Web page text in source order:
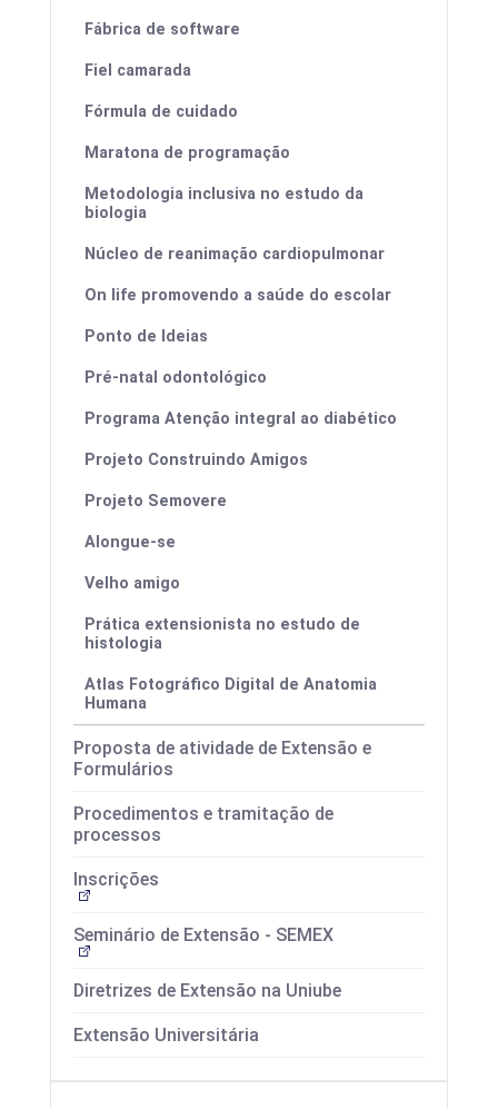
Fábrica de software
Fiel camarada
Fórmula de cuidado
Maratona de programação
Metodologia inclusiva no estudo da
biologia
Núcleo de reanimação cardiopulmonar
On life promovendo a saúde do escolar
Ponto de Ideias
Pré-natal odontológico
Programa Atenção integral ao diabético
Projeto Construindo Amigos
Projeto Semovere
Alongue-se
Velho amigo
Prática extensionista no estudo de
histologia
Atlas Fotográfico Digital de Anatomia
Humana
Proposta de atividade de Extensão e
Formulários
Procedimentos e tramitação de
processos
Inscrições
Seminário de Extensão - SEMEX
Diretrizes de Extensão na Uniube
Extensão Universitária